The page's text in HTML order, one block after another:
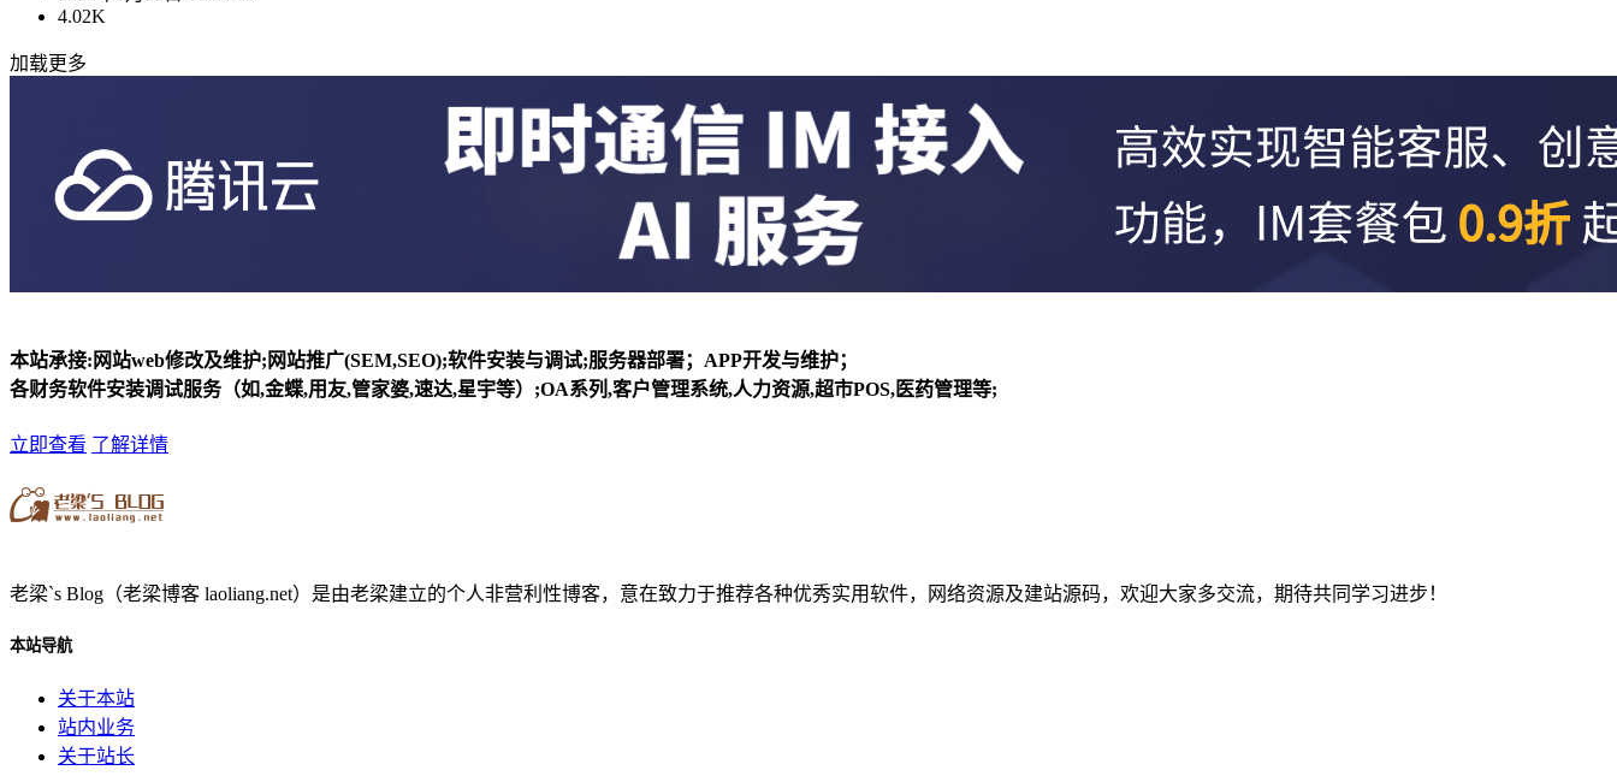
4.02K
加载更多
本站承接:网站web修改及维护;网站推广(SEM,SEO);软件安装与调试;服务器部署；APP开发与维护；
各财务软件安装调试服务（如,金蝶,用友,管家婆,速达,星宇等）;OA系列,客户管理系统,人力资源,超市POS,医药管理等;
立即查看 了解详情
老梁`s Blog（老梁博客 laoliang.net）是由老梁建立的个人非营利性博客，意在致力于推荐各种优秀实用软件，网络资源及建站源码，欢迎大家多交流，期待共同学习进步！
本站导航
关于本站
站内业务
关于站长